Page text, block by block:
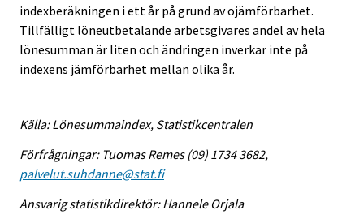
indexberäkningen i ett år på grund av ojämförbarhet.
Tillfälligt löneutbetalande arbetsgivares andel av hela
lönesumman är liten och ändringen inverkar inte på
indexens jämförbarhet mellan olika år.
Källa: Lönesummaindex, Statistikcentralen
Förfrågningar: Tuomas Remes (09) 1734 3682,
palvelut.suhdanne@stat.fi
Ansvarig statistikdirektör: Hannele Orjala